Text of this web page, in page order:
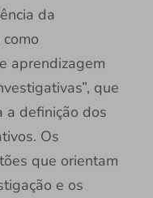
da
aprendizagem
que
a definição dos
Os
que orientam
e os